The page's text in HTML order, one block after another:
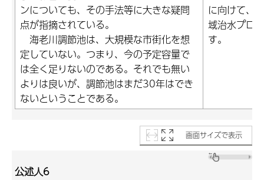
ンについても、その手法等に大きな疑問
点が指摘されている。
海老川調節池は、大規模な市街化を想
定していない。つまり、今の予定容量で
は全く足りないのである。それでも無い
よりは良いが、調節池はまだ30年はでき
ないということである。
に向けて、
域治水プロ
す。
画面サイズで表示
公述人6